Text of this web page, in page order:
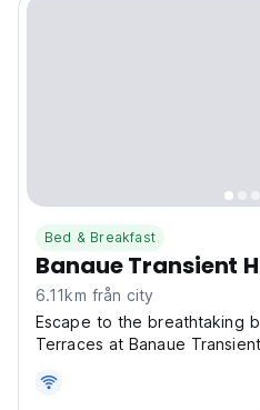
Bed & Breakfast
Banaue Transient
6.11km från city
Escape to the breathtaking
Terraces at Banaue
Imagine waking up to